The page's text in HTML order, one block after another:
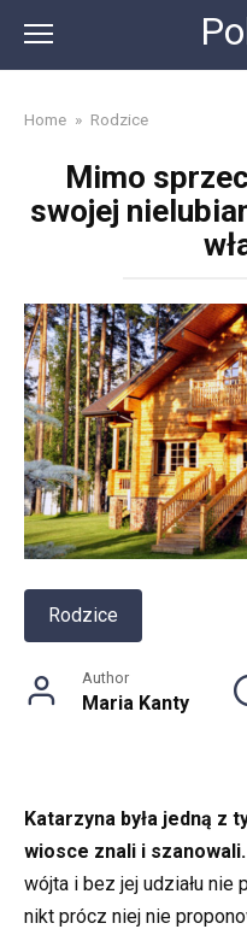
content
Home » Rodzice
Mimo
swojej
Rodzice
Author
Maria Kanty
Katarzyna była jedną z
wiosce znali i szanowali.
wójta i bez jej udziału nie
nikt prócz niej nie